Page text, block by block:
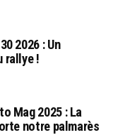
2026 : Un
rallye !
Mag 2025 : La
notre palmarès